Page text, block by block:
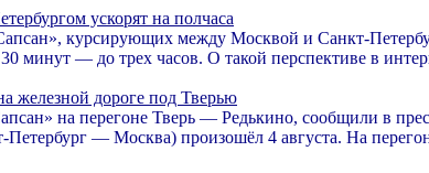
ускорят на полчаса
курсирующих между Москвой и Санкт-
минут — до трех часов. О такой перспективе в
железной дороге под Тверью
на перегоне Тверь — Редькино, сообщили в
— Москва) произошёл 4 августа. На